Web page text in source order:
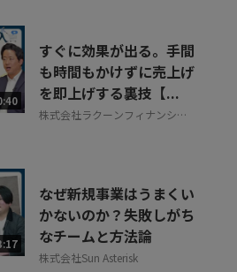
すぐに効果が出る。手間
も時間もかけずに売上げ
を即上げする裏技【...
株式会社ラクーンフィナンシャ
なぜ新規事業はうまくい
かないのか？失敗しがち
なチームと方法論
株式会社Sun Asterisk